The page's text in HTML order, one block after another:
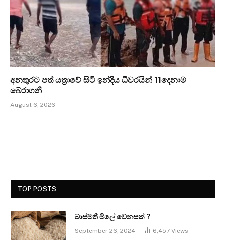
අනතුරට පත් යත්‍රාවේ සිටි ඉන්දීය ධීවරයින් 11දෙනාම
බේරාගනී
August 6, 2026
TOP POSTS
බාස්මතී මිලේ වෙනසක් ?
September 26, 2024 6,457 Views